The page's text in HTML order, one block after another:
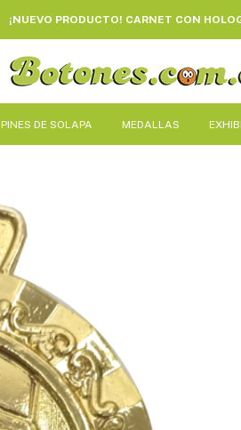
¡NUEVO PRODUCTO! CARNET CON
PINES DE SOLAPA MEDALLAS